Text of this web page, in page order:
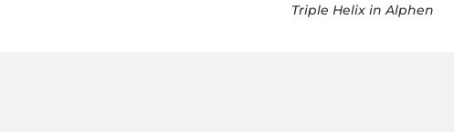
Triple Helix in Alphen